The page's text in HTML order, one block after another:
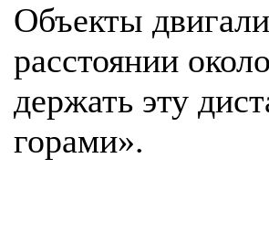
Объекты
расстоянии
держать эту
горами».